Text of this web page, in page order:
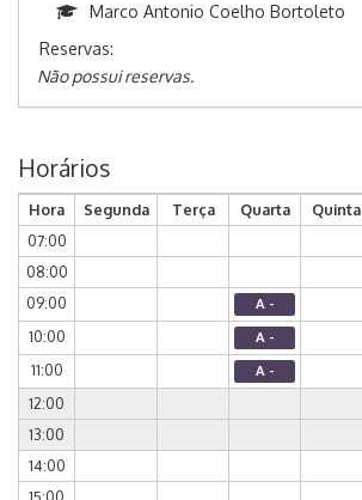
Marco Antonio Coelho Bortoleto
Reservas:
Não possui reservas.
Horários
Hora Segunda Terça Quarta Quinta
07:00
08:00
09:00
A -
10:00 A -
11:00 A -
12:00
13:00
14:00